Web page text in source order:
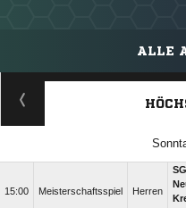
ALLE
15:00 Meisterschaftsspiel Herren
SG